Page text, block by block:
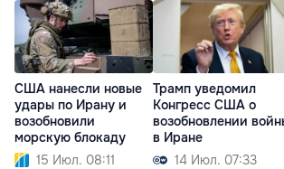
США нанесли новые
удары по Ирану и
возобновили
морскую блокаду
15 Июл. 08:11
Трамп уведомил
Конгресс США о
возобновлении
в Иране
14 Июл. 07:33